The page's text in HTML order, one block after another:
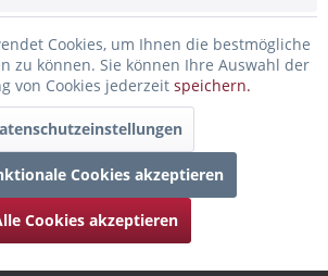
schreiben und diskutieren... mehr
Hersteller sind verfübar......
Cookies, um Ihnen die bestmögliche
zu können. Sie können Ihre Auswahl der
von Cookies jederzeit speichern.
Cookies akzeptieren
Cookies akzeptieren